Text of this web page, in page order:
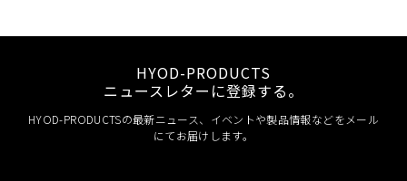
HYOD-PRODUCTS
ニュースレターに登録する。
HYOD-PRODUCTSの最新ニュース、イベントや製品情報などをメール
にてお届けします。